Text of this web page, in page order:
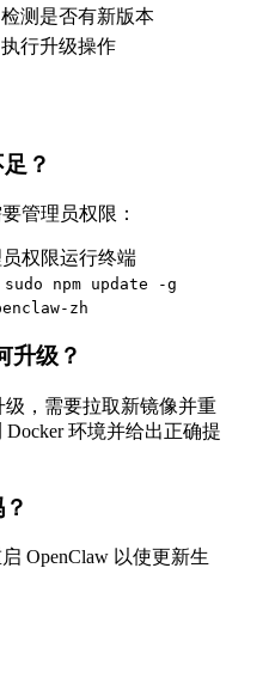
检测是否有新版本
执行升级操作
？
管理员权限：
权限运行终端
sudo npm update -g
zh
升级？
级，需要拉取新镜像并重
环境并给出正确提
OpenClaw 以使更新生